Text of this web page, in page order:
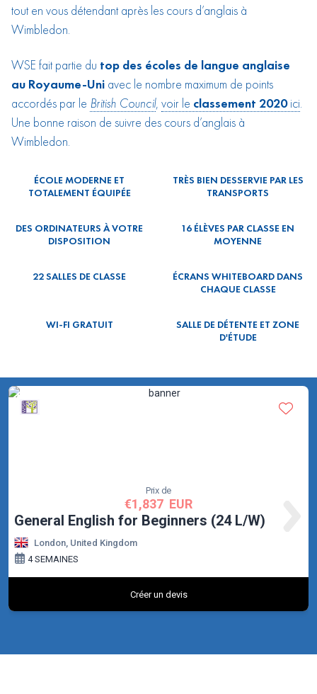
tout en vous détendant après les cours d’anglais à
Wimbledon.
WSE fait partie du top des écoles de langue anglaise
au Royaume-Uni avec le nombre maximum de points
accordés par le British Council, voir le classement 2020ici
Une bonne raison de suivre des cours d’anglais à
Wimbledon.
ÉCOLE MODERNE ET
TOTALEMENT ÉQUIPÉE
TRÈS BIEN DESSERVIE PAR LES
TRANSPORTS
DES ORDINATEURS À VOTRE
DISPOSITION
16 ÉLÈVES PAR CLASSE EN
MOYENNE
22 SALLES DE CLASSE
ÉCRANS WHITEBOARD DANS
CHAQUE CLASSE
WI-FI GRATUIT
SALLE DE DÉTENTE ET ZONE
D'ÉTUDE